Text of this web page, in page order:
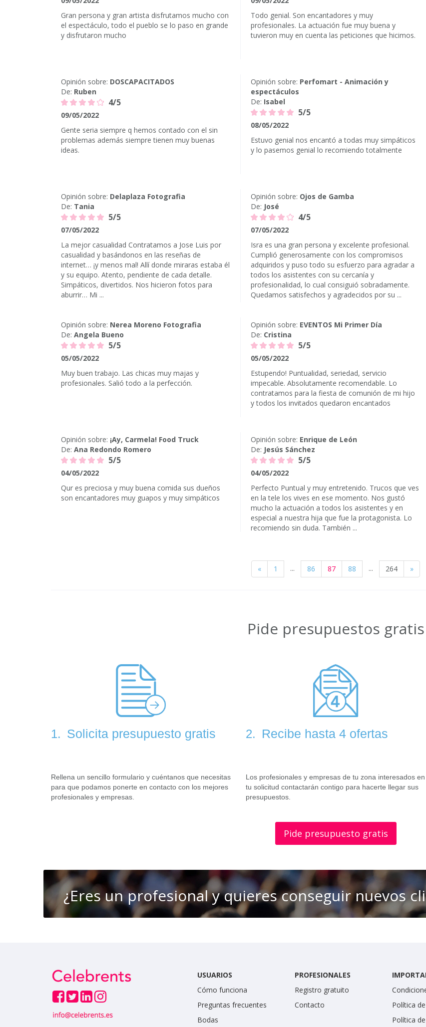
Gran persona y gran artista disfrutamos mucho con
el espectáculo, todo el pueblo se lo paso en grande
y disfrutaron mucho
Todo genial. Son encantadores y muy
profesionales. La actuación fue muy buena y
tuvieron muy en cuenta las peticiones que hicimos.
Opinión sobre: DOSCAPACITADOS
De: Ruben
4/5
09/05/2022
Gente seria siempre q hemos contado con el sin
problemas además siempre tienen muy buenas
ideas.
Opinión sobre: Perfomart - Animación y
espectáculos
De: Isabel
5/5
08/05/2022
Estuvo genial nos encantó a todas muy simpáticos
y lo pasemos genial lo recomiendo totalmente
Opinión sobre: Delaplaza Fotografia
De: Tania
5/5
07/05/2022
La mejor casualidad Contratamos a Jose Luis por
casualidad y basándonos en las reseñas de
internet… ¡y menos mal! Allí donde miraras estaba él
y su equipo. Atento, pendiente de cada detalle.
Simpáticos, divertidos. Nos hicieron fotos para
aburrir… Mi ...
Opinión sobre: Ojos de Gamba
De: José
4/5
07/05/2022
Isra es una gran persona y excelente profesional.
Cumplió generosamente con los compromisos
adquiridos y puso todo su esfuerzo para agradar a
todos los asistentes con su cercanía y
profesionalidad, lo cual consiguió sobradamente.
Quedamos satisfechos y agradecidos por su ...
Opinión sobre: Nerea Moreno Fotografia
De: Angela Bueno
5/5
05/05/2022
Muy buen trabajo. Las chicas muy majas y
profesionales. Salió todo a la perfección.
Opinión sobre: EVENTOS Mi Primer Día
De: Cristina
5/5
05/05/2022
Estupendo! Puntualidad, seriedad, servicio
impecable. Absolutamente recomendable. Lo
contratamos para la fiesta de comunión de mi hijo
y todos los invitados quedaron encantados
Opinión sobre: ¡Ay, Carmela! Food Truck
De: Ana Redondo Romero
5/5
04/05/2022
Qur es preciosa y muy buena comida sus dueños
son encantadores muy guapos y muy simpáticos
Opinión sobre: Enrique de León
De: Jesús Sánchez
5/5
04/05/2022
Perfecto Puntual y muy entretenido. Trucos que ves
en la tele los vives en ese momento. Nos gustó
mucho la actuación a todos los asistentes y en
especial a nuestra hija que fue la protagonista. Lo
recomiendo sin duda. También ...
« 1 ... 86 87 88 ... 264 »
Pide presupuestos gratis
1. Solicita presupuesto gratis
Rellena un sencillo formulario y cuéntanos que necesitas
para que podamos ponerte en contacto con los mejores
profesionales y empresas.
2. Recibe hasta 4 ofertas
Los profesionales y empresas de tu zona interesados en
tu solicitud contactarán contigo para hacerte llegar sus
presupuestos.
Pide presupuesto gratis
¿Eres un profesional y quieres conseguir nuevos
USUARIOS
Cómo funciona
Preguntas frecuentes
Bodas
PROFESIONALES
Registro gratuito
Contacto
Política
Política